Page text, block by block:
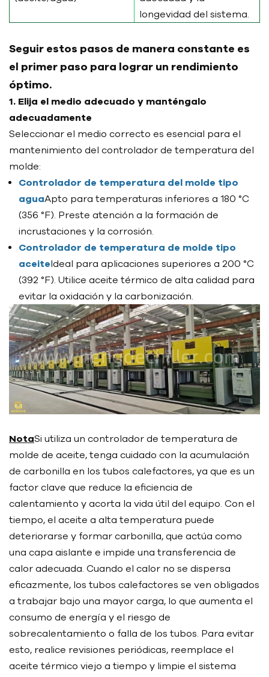
longevidad del sistema.
Seguir estos pasos de manera constante es
el primer paso para lograr un rendimiento
óptimo.
1. Elija el medio adecuado y manténgalo
adecuadamente
Seleccionar el medio correcto es esencial para el
mantenimiento del controlador de temperatura del
molde:
Controlador de temperatura del molde tipo
aguaApto para temperaturas inferiores a 180 °C
(356 °F). Preste atención a la formación de
incrustaciones y la corrosión.
Controlador de temperatura de molde tipo
aceiteIdeal para aplicaciones superiores a 200 °C
(392 °F). Utilice aceite térmico de alta calidad para
evitar la oxidación y la carbonización.
NotaSi utiliza un controlador de temperatura de
molde de aceite, tenga cuidado con la acumulación
de carbonilla en los tubos calefactores, ya que es un
factor clave que reduce la eficiencia de
calentamiento y acorta la vida útil del equipo. Con el
tiempo, el aceite a alta temperatura puede
deteriorarse y formar carbonilla, que actúa como
una capa aislante e impide una transferencia de
calor adecuada. Cuando el calor no se dispersa
eficazmente, los tubos calefactores se ven obligados
a trabajar bajo una mayor carga, lo que aumenta el
consumo de energía y el riesgo de
sobrecalentamiento o falla de los tubos. Para evitar
esto, realice revisiones periódicas, reemplace el
aceite térmico viejo a tiempo y limpie el sistema